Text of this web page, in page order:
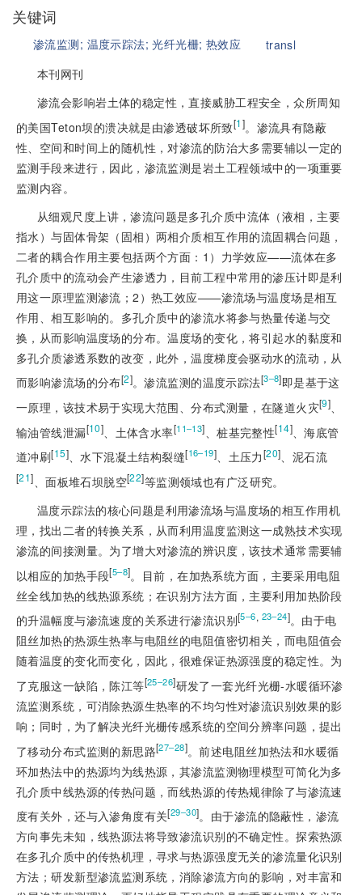
关键词
渗流监测; 温度示踪法;光纤光栅;热效应
transl
本刊网刊
渗流会影响岩土体的稳定性，直接威胁工程安全，众所周知
的美国Teton坝的溃决就是由渗透破坏所致[1]。渗流具有隐蔽
性、空间和时间上的随机性，对渗流的防治大多需要辅以一定的
监测手段来进行，因此，渗流监测是岩土工程领域中的一项重要
监测内容。
从细观尺度上讲，渗流问题是多孔介质中流体（液相，主要
指水）与固体骨架（固相）两相介质相互作用的流固耦合问题，
二者的耦合作用主要包括两个方面：1）力学效应——流体在多
孔介质中的流动会产生渗透力，目前工程中常用的渗压计即是利
用这一原理监测渗流；2）热工效应——渗流场与温度场是相互
作用、相互影响的。多孔介质中的渗流水将参与热量传递与交
换，从而影响温度场的分布。温度场的变化，将引起水的黏度和
多孔介质渗透系数的改变，此外，温度梯度会驱动水的流动，从
而影响渗流场的分布[2]。渗流监测的温度示踪法[3‒8]即是基于这
一原理，该技术易于实现大范围、分布式测量，在隧道火灾[9]
输油管线泄漏[10] 、土体含水率[11‒13] 、桩基完整性[14]、海底管
道冲刷[15]、水下混凝土结构裂缝[16‒19]、土压力[20]、泥石流
[21] 、面板堆石坝脱空[22]等监测领域也有广泛研究。
温度示踪法的核心问题是利用渗流场与温度场的相互作用机
理，找出二者的转换关系，从而利用温度监测这一成熟技术实现
渗流的间接测量。为了增大对渗流的辨识度，该技术通常需要辅
以相应的加热手段[5‒8]。目前，在加热系统方面，主要采用电阻
丝全线加热的线热源系统；在识别方法方面，主要利用加热阶段
的升温幅度与渗流速度的关系进行渗流识别[5‒6, 23‒24]。由于电
阻丝加热的热源生热率与电阻丝的电阻值密切相关，而电阻值会
随着温度的变化而变化，因此，很难保证热源强度的稳定性。为
了克服这一缺陷，陈江等[25‒26]研发了一套光纤光栅-水暖循环渗
流监测系统，可消除热源生热率的不均匀性对渗流识别效果的影
响；同时，为了解决光纤光栅传感系统的空间分辨率问题，提出
了移动分布式监测的新思路[27‒28]。前述电阻丝加热法和水暖循
环加热法中的热源均为线热源，其渗流监测物理模型可简化为多
孔介质中线热源的传热问题，而线热源的传热规律除了与渗流速
度有关外，还与入渗角度有关[29‒30]。由于渗流的隐蔽性，渗流
方向事先未知，线热源法将导致渗流识别的不确定性。探索热源
在多孔介质中的传热机理，寻求与热源强度无关的渗流量化识别
方法；研发新型渗流监测系统，消除渗流方向的影响，对丰富和